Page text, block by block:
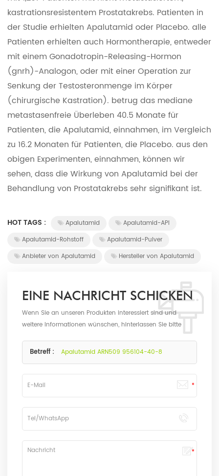
kastrationsresistentem Prostatakrebs. Patienten in
der Studie erhielten Apalutamid oder Placebo. alle
Patienten erhielten auch Hormontherapie, entweder
mit einem Gonadotropin-Releasing-Hormon
(gnrh)-Analogon, oder mit einer Operation zur
Senkung der Testosteronmenge im Körper
(chirurgische Kastration). betrug das mediane
metastasenfreie Überleben 40.5 Monate für
Patienten, die Apalutamid, einnahmen, im Vergleich
zu 16.2 Monaten für Patienten, die Placebo. aus den
obigen Experimenten, einnahmen, können wir
sehen, dass die Wirkung von Apalutamid bei der
Behandlung von Prostatakrebs sehr signifikant ist.
HOT TAGS : Apalutamid
Apalutamid-API
Apalutamid-Rohstoff
Apalutamid-Pulver
Anbieter von Apalutamid
Hersteller von Apalutamid
EINE NACHRICHT SCHICKEN
Wenn Sie an unseren Produkten interessiert sind und
weitere Informationen wünschen, hinterlassen Sie bitte
möglich antworten.
Betreff : Apalutamid ARN509 956104-40-8